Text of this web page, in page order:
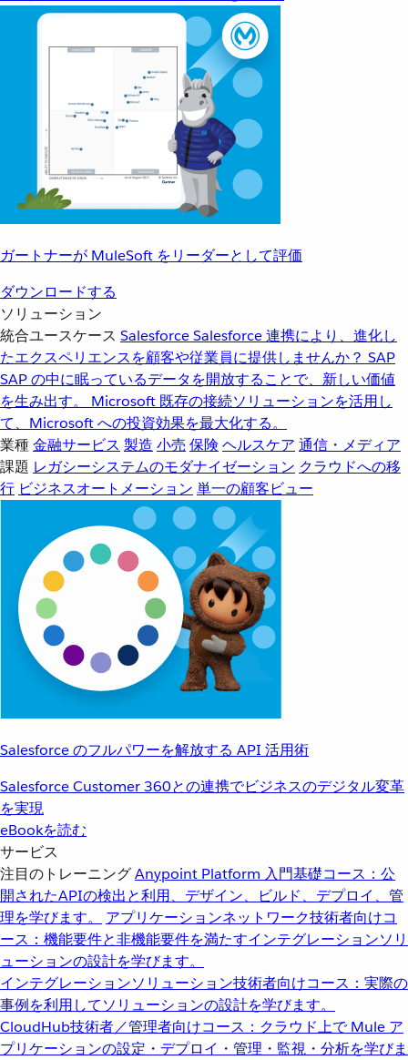
ガートナーが MuleSoft をリーダーとして評価
ダウンロードする
ソリューション
統合ユースケース SalesforceSalesforce 連携により、進化し
たエクスペリエンスを顧客や従業員に提供しませんか？ SAP
SAP の中に眠っているデータを開放することで、新しい価値
を生み出す。
Microsoft 既存の接続ソリューションを活用し
て、Microsoft への投資効果を最大化する。
業種金融サービス 製造 小売 保険 ヘルスケア 通信・メディア
課題 レガシーシステムのモダナイゼーション クラウドへの移
行 ビジネスオートメーション 単一の顧客ビュー
Salesforce のフルパワーを解放する API 活用術
Salesforce Customer 360との連携でビジネスのデジタル変革
を実現
eBookを読む
サービス
注目のトレーニングAnypoint Platform 入門基礎コース：公
開されたAPIの検出と利用、デザイン、ビルド、デプロイ、管
理を学びます。
アプリケーションネットワーク技術者向けコ
ース：機能要件と非機能要件を満たすインテグレーションソリ
ューションの設計を学びます。
インテグレーションソリューション技術者向けコース：実際の
事例を利用してソリューションの設計を学びます。
CloudHub技術者／管理者向けコース：クラウド上で Mule ア
プリケーションの設定・デプロイ・管理・監視・分析を学びま